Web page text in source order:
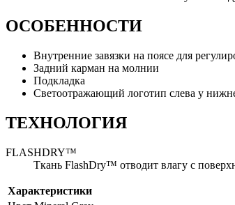
ОСОБЕННОСТИ
Внутренние завязки на поясе для
Задний карман на молнии
Подкладка
Светоотражающий логотип слева у
ТЕХНОЛОГИЯ
FLASHDRY™
Ткань FlashDry™ отводит влагу с
Характеристики